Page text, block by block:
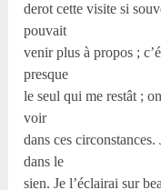
derot cette visite si
pouvait
venir plus à propos ;
presque
le seul qui me restât ;
voir
dans ces
dans le
sien. Je l’éclairai sur